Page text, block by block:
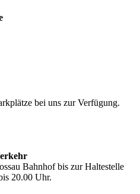
bei uns zur Verfügung.
Bahnhof bis zur Haltestelle
20.00 Uhr.